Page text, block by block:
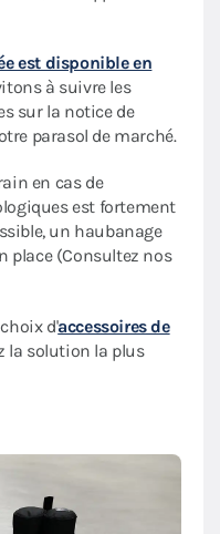
est disponible en
à suivre les
sur la notice de
parasol de marché.
en cas de
est fortement
un haubanage
place (Consultez nos
d'accessoires de
la solution la plus